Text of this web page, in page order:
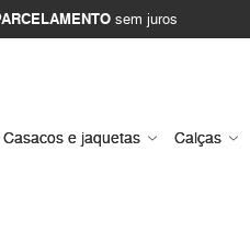
sem juros
Casacos e jaquetas Calças